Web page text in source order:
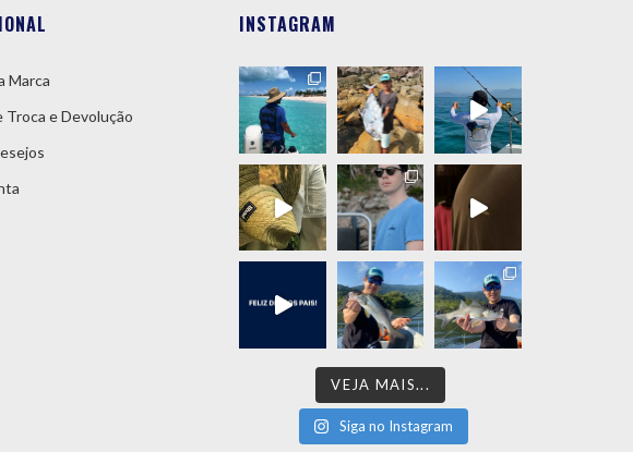
Marca
Troca e Devolução
INSTAGRAM
VEJA MAIS...
Siga no Instagram